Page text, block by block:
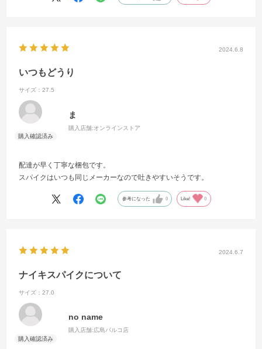
2024.6.8
いつもどうり
サイズ：27.5
ま
購入店舗:オンラインストア
配達が早く丁寧な梱包です。
スパイクはいつも同じメーカーなので吐きやすいそうです。
参考になった 0 Like! 0
2024.6.7
ナイキスパイクについて
サイズ：27.0
no name
購入店舗:広島パルコ店